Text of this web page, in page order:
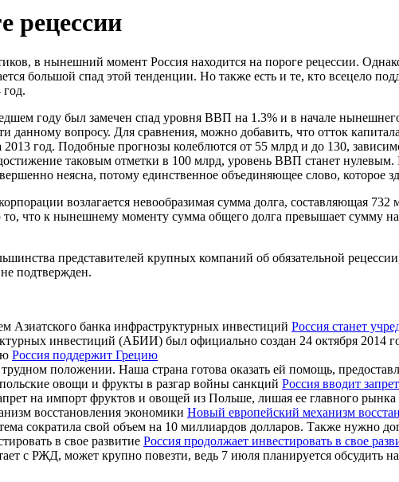
рецессии
в нынешний момент Россия находится на пороге рецессии.
большой спад этой тенденции. Но также есть и те, кто всецело
году был замечен спад уровня ВВП на 1.3% и в начале
данному вопросу. Для сравнения, можно добавить, что отток
год. Подобные прогнозы колеблются от 55 млрд и до 130,
таковым отметки в 100 млрд, уровень ВВП станет
неясна, потому единственное объединяющее слово, которое
возлагается невообразимая сумма долга, составляющая
то, что к нынешнему моменту сумма общего долга превышает сумму
представителей крупных компаний об обязательной
подтвержден.
Россия станет
инвестиций (АБИИ) был официально создан 24 октября 2014
Россия поддержит Грецию
положении. Наша страна готова оказать ей помощь,
Россия вводит
на импорт фруктов и овощей из Польше, лишая ее главного
Новый европейский механизм
сократила свой объем на 10 миллиардов долларов. Также
Россия продолжает инвестировать в свое
с РЖД, может крупно повезти, ведь 7 июля планируется обсудить